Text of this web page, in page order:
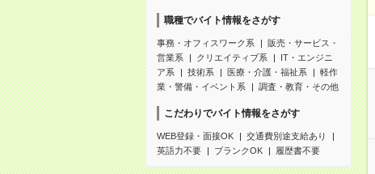
職種でバイト情報をさがす
事務・オフィスワーク系
販売・サービス・
営業系
クリエイティブ系
IT・エンジニ
ア系
技術系 医療・介護・福祉系
軽作
業・警備・イベント系
調査・教育・その他
こだわりでバイト情報をさがす
WEB登録・面接OK
交通費別途支給あり
英語力不要
ブランクOK 履歴書不要